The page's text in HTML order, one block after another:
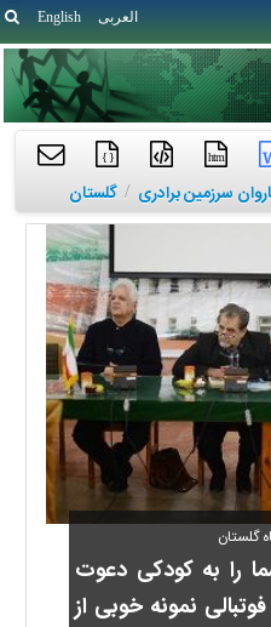
English العربی
htm
{ }
سرزمین برادری / گلستان
گلستان
را به کودکی دعوت
نمونه خوبی از